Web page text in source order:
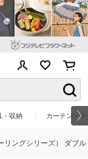
・収納 カーテン・
リングシリーズ） ダブル